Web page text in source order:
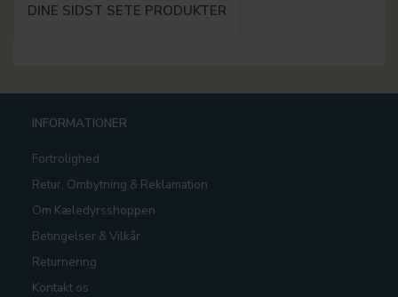
DINE SIDST SETE PRODUKTER
INFORMATIONER
Fortrolighed
Retur, Ombytning & Reklamation
Om Kæledyrsshoppen
Betingelser & Vilkår
Returnering
Kontakt os